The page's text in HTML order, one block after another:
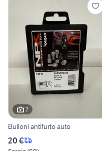
2
Bulloni antifurto auto
20 €